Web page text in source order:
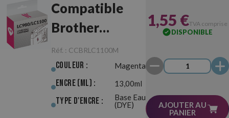
Compatible
Brother
LC980/LC1100
Magenta
Réf. : CCBRLC1100M
Couleur : Magenta
Encre (ml) : 13,00ml
Type d'Encre :
Base Eau
(DYE)
1,55 €TVA comprise
DISPONIBLE
AJOUTER AU
PANIER